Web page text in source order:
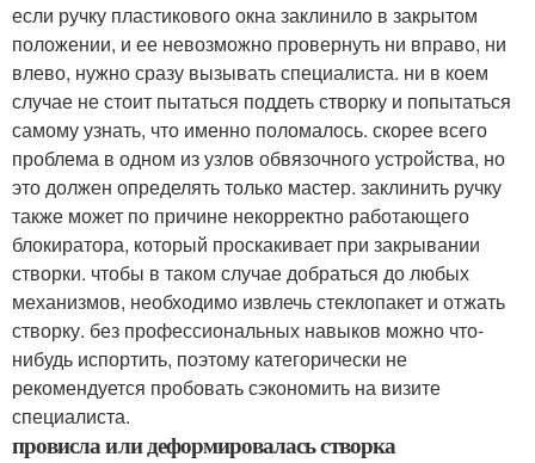
если ручку пластикового окна заклинило в закрытом
положении, и ее невозможно провернуть ни вправо, ни
влево, нужно сразу вызывать специалиста. ни в коем
случае не стоит пытаться поддеть створку и попытаться
самому узнать, что именно поломалось. скорее всего
проблема в одном из узлов обвязочного устройства, но
это должен определять только мастер. заклинить ручку
также может по причине некорректно работающего
блокиратора, который проскакивает при закрывании
створки. чтобы в таком случае добраться до любых
механизмов, необходимо извлечь стеклопакет и отжать
створку. без профессиональных навыков можно что-
нибудь испортить, поэтому категорически не
рекомендуется пробовать сэкономить на визите
специалиста.
провисла или деформировалась створка